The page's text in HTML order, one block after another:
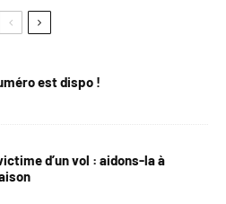
est dispo !
d’un vol : aidons-la à